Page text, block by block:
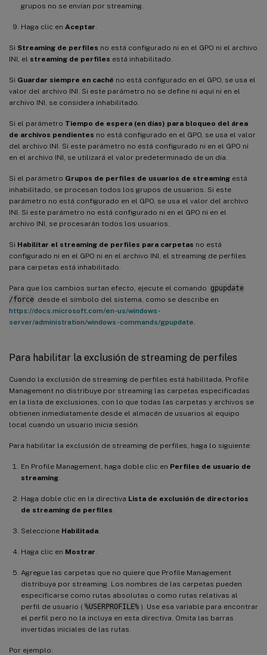
grupos no se envían por streaming.
Haga clic en Aceptar
Si Streaming de perfiles no está configurado ni en el GPO ni el archivo
INI, el streaming de perfiles está inhabilitado.
Si Guardar siempre en caché no está configurado en el GPO, se usa el
valor del archivo INI. Si este parámetro no se define ni aquí ni en el
archivo INI, se considera inhabilitado.
Si el parámetro Tiempo de espera (en días) para bloqueo del área
de archivos pendientes no está configurado en el GPO, se usa el valor
del archivo INI. Si este parámetro no está configurado ni en el GPO ni
en el archivo INI, se utilizará el valor predeterminado de un día.
Si el parámetro Grupos de perfiles de usuarios de streaming está
inhabilitado, se procesan todos los grupos de usuarios. Si este
parámetro no está configurado en el GPO, se usa el valor del archivo
INI. Si este parámetro no está configurado ni en el GPO ni en el
archivo INI, se procesarán todos los usuarios.
Si Habilitar el streaming de perfiles para carpetas no está
configurado ni en el GPO ni en el archivo INI, el streaming de perfiles
para carpetas está inhabilitado.
Para que los cambios surtan efecto, ejecute el comando gpupdate
/force desde el símbolo del sistema, como se describe en
https://docs.microsoft.com/en-us/windows-
server/administration/windows-commands/gpupdate
Para habilitar la exclusión de streaming de perfiles
Cuando la exclusión de streaming de perfiles está habilitada, Profile
Management no distribuye por streaming las carpetas especificadas
en la lista de exclusiones, con lo que todas las carpetas y archivos se
obtienen inmediatamente desde el almacén de usuarios al equipo
local cuando un usuario inicia sesión.
Para habilitar la exclusión de streaming de perfiles, haga lo siguiente:
En Profile Management, haga doble clic en Perfiles de usuario de
streaming
Haga doble clic en la directiva Lista de exclusión de directorios
de streaming de perfiles
Seleccione Habilitada
Haga clic en Mostrar
Agregue las carpetas que no quiere que Profile Management
distribuya por streaming. Los nombres de las carpetas pueden
especificarse como rutas absolutas o como rutas relativas al
perfil de usuario ( %USERPROFILE% ). Use esa variable para encontrar
el perfil pero no la incluya en esta directiva. Omita las barras
invertidas iniciales de las rutas.
Por ejemplo: